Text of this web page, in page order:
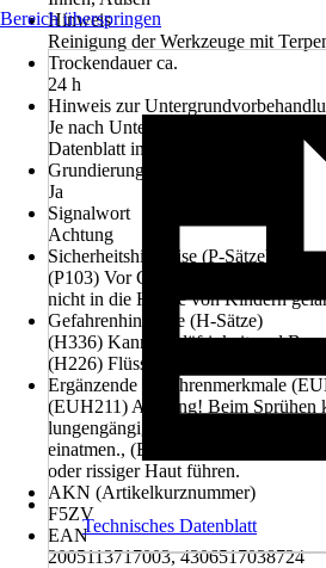
Hinweis
Reinigung der Werkzeuge mit
Trockendauer ca.
24 h
Hinweis zur
Je nach Untergrund vorbehandeln.
Datenblatt im Reiter Datenblätter)
Grundierung empfohlen
Ja
Signalwort
Achtung
Sicherheitshinweise (P-Sätze)
(P103) Vor Gebrauch
nicht in die Hände von Kindern
Gefahrenhinweise (H-Sätze)
(H336) Kann Schläfrigkeit und
(H226) Flüssigkeit und Dampf
Ergänzende Gefahrenmerkmale
(EUH211) Achtung! Beim Sprühen
lungengängige Tröpfchen
einatmen., (EUH066) Wiederholter
oder rissiger Haut führen.
AKN (Artikelkurznummer)
F5ZV
EAN
2005113717003, 4306517038724
Bereich überspringen
Technisches Datenblatt